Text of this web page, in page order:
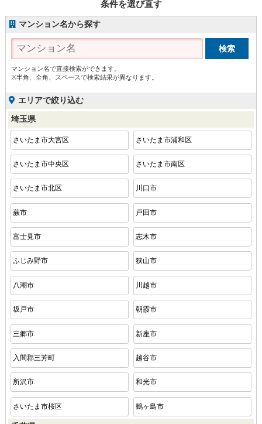
条件を選び直す
マンション名から探す
マンション名で直接検索ができます。
※半角、全角、スペースで検索結果が異なります。
エリアで絞り込む
埼玉県
さいたま市大宮区 さいたま市浦和区
さいたま市中央区 さいたま市南区
さいたま市北区 川口市
蕨市 戸田市
富士見市 志木市
ふじみ野市 狭山市
八潮市 川越市
坂戸市 朝霞市
三郷市 新座市
入間郡三芳町 越谷市
所沢市 和光市
さいたま市桜区 鶴ヶ島市